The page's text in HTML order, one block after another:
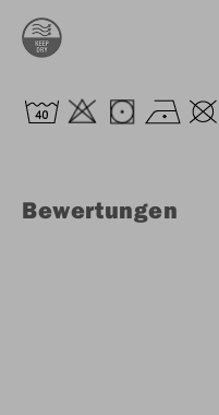
Bewertungen